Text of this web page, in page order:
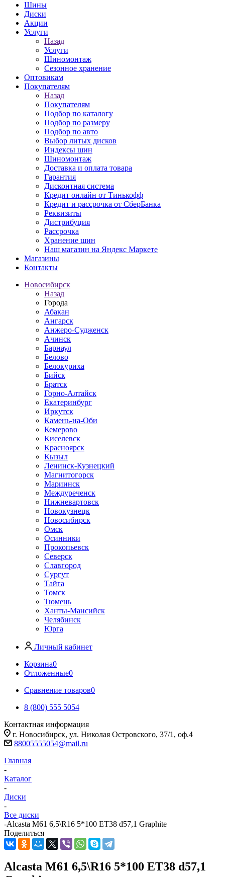
Шины
Диски
Акции
Услуги
Назад
Услуги
Шиномонтаж
Сезонное хранение
Оптовикам
Покупателям
Назад
Покупателям
Подбор по каталогу
Подбор по размеру
Подбор по авто
Выбор литых дисков
Индексы шин
Шиномонтаж
Доставка и оплата товара
Гарантия
Дисконтная система
Кредит онлайн от Тинькофф
Кредит и рассрочка от СберБанка
Реквизиты
Дистрибуция
Рассрочка
Хранение шин
Наш магазин на Яндекс Маркете
Магазины
Контакты
Новосибирск
Назад
Города
Абакан
Ангарск
Анжеро-Судженск
Ачинск
Барнаул
Белово
Белокуриха
Бийск
Братск
Горно-Алтайск
Екатеринбург
Иркутск
Камень-на-Оби
Кемерово
Киселевск
Красноярск
Кызыл
Ленинск-Кузнецкий
Магнитогорск
Мариинск
Междуреченск
Нижневартовск
Новокузнецк
Новосибирск
Омск
Осинники
Прокопьевск
Северск
Славгород
Сургут
Тайга
Томск
Тюмень
Ханты-Мансийск
Челябинск
Юрга
Личный кабинет
Корзина0
Отложенные0
Сравнение товаров0
8 (800) 555 5054
Контактная информация
г. Новосибирск, ул. Николая Островского, 37/1, оф.4
88005555054@mail.ru
Главная
-
Каталог
-
Диски
-
Все диски
-Alcasta M61 6,5\R16 5*100 ET38 d57,1 Graphite
Поделиться
Alcasta M61 6,5\R16 5*100 ET38 d57,1